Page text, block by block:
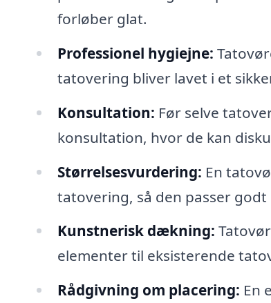
forløber glat.
Professionel hygiejne:
tatovering bliver lavet i et
Konsultation: Før selve
konsultation, hvor de kan
Størrelsesvurdering: En
tatovering, så den passer
Kunstnerisk dækning:
elementer til eksisterende
Rådgivning om placering: En